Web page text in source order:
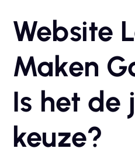
Website
Maken
Is het de
keuze?